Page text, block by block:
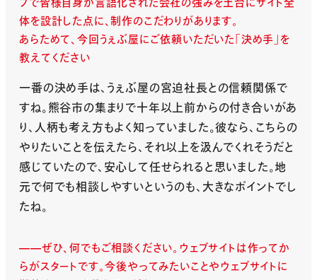
プで皆様自身が言語化された会社の強みを土台にサイト全
体を設計した点に、制作のこだわりがあります。
あらためて、今回うぇぶ屋にご依頼いただいた「決め手」を
教えてください
一番の決め手は、うぇぶ屋の宮迫社長との信頼関係で
すね。熊谷市の集まりで十年以上前からの付き合いがあ
り、人柄も考え方もよく知っていました。彼なら、こちらの
やりたいことを伝えたら、それ以上を汲んでくれそうだと
感じていたので、安心して任せられると思いました。地
元で何でも相談しやすいというのも、大きなポイントでし
たね。
ぜひ、何でもご相談ください。ウェブサイトは作ってか
らがスタートです。今後やってみたいことやウェブサイトに